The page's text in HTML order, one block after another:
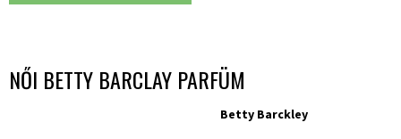
NŐI BETTY BARCLAY PARFÜM
Betty Barckley